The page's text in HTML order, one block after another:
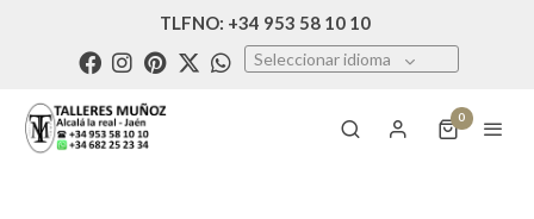
TLFNO: +34 953 58 10 10
Seleccionar idioma
0